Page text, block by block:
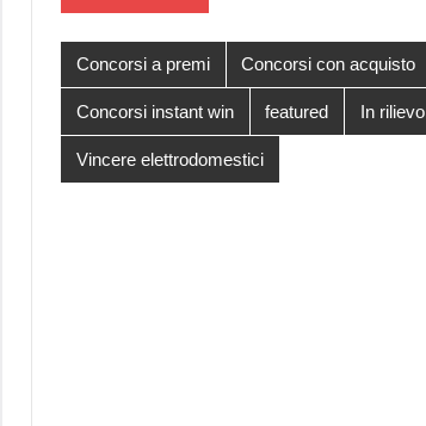
Concorsi a premi Concorsi con acquisto
Concorsi instant win featured In rilievo
Vincere elettrodomestici